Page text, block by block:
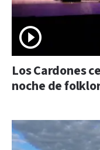
Los Cardones
noche de